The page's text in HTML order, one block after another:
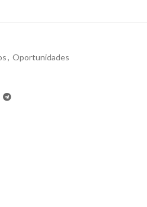
, Oportunidades